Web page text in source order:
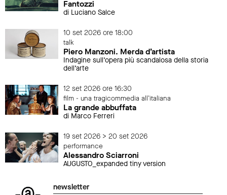
Fantozzi
di Luciano Salce
10 set 2026 ore 18:00
talk
Piero Manzoni. Merda d’artista
Indagine sull’opera più scandalosa della storia
dell’arte
12 set 2026 ore 16:30
film - una tragicommedia all'italiana
La grande abbuffata
di Marco Ferreri
19 set 2026 > 20 set 2026
performance
Alessandro Sciarroni
AUGUSTO_expanded tiny version
newsletter